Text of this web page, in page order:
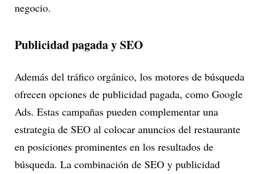
negocio.
Publicidad pagada y SEO
Además del tráfico orgánico, los motores de búsqueda
ofrecen opciones de publicidad pagada, como Google
Ads. Estas campañas pueden complementar una
estrategia de SEO al colocar anuncios del restaurante
en posiciones prominentes en los resultados de
búsqueda. La combinación de SEO y publicidad